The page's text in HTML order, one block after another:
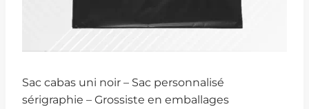
Sac cabas uni noir – Sac personnalisé
sérigraphie – Grossiste en emballages